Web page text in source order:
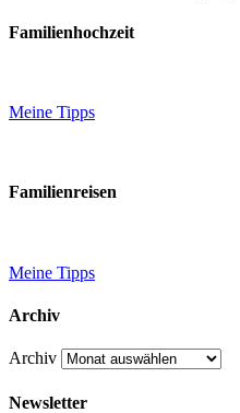
Familienhochzeit
Meine Tipps
Familienreisen
Meine Tipps
Archiv
Archiv
Newsletter